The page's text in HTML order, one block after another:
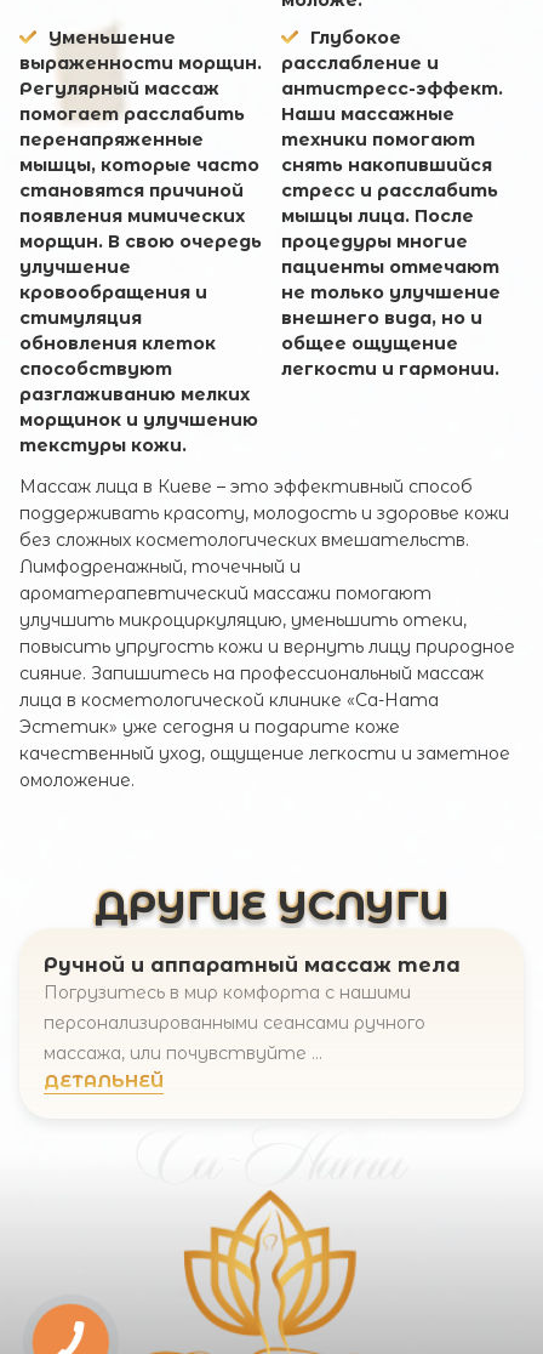
Уменьшение
выраженности морщин.
Регулярный массаж
помогает расслабить
перенапряженные
мышцы, которые часто
становятся причиной
появления мимических
морщин. В свою очередь
улучшение
кровообращения и
стимуляция
обновления клеток
способствуют
разглаживанию мелких
морщинок и улучшению
текстуры кожи.
Глубокое
расслабление и
антистресс-эффект.
Наши массажные
техники помогают
снять накопившийся
стресс и расслабить
мышцы лица. После
процедуры многие
пациенты отмечают
не только улучшение
внешнего вида, но и
общее ощущение
легкости и гармонии.
Массаж лица в Киеве – это эффективный способ
поддерживать красоту, молодость и здоровье кожи
без сложных косметологических вмешательств.
Лимфодренажный, точечный и
ароматерапевтический массажи помогают
улучшить микроциркуляцию, уменьшить отеки,
повысить упругость кожи и вернуть лицу природное
сияние. Запишитесь на профессиональный массаж
лица в косметологической клинике «Са-Ната
Эстетик» уже сегодня и подарите коже
качественный уход, ощущение легкости и заметное
омоложение.
ДРУГИЕ УСЛУГИ
Ручной и аппаратный массаж тела
Погрузитесь в мир комфорта с нашими
персонализированными сеансами ручного
массажа, или почувствуйте ...
ДЕТАЛЬНЕЙ